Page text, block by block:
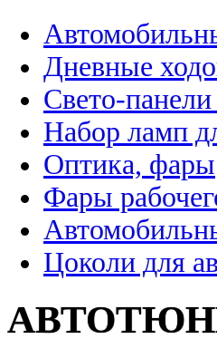
Дневные
Свето-
Набор ламп
Оптика, фары
Фары
Цоколи для